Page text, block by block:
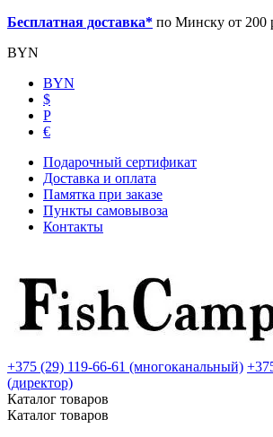
Бесплатная доставка* по Минску от 200
BYN
BYN
$
Р
€
Подарочный сертификат
Доставка и оплата
Памятка при заказе
Пункты самовывоза
Контакты
+375 (29) 119-66-61 (многоканальный)
(директор)
Каталог товаров
Каталог товаров